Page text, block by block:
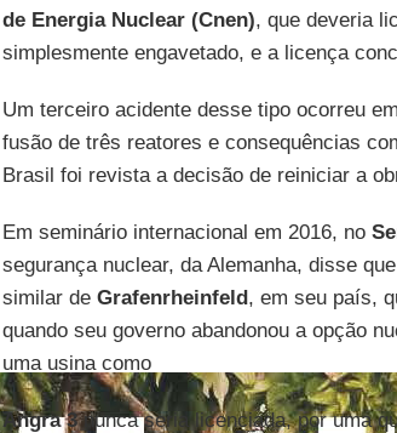
de Energia Nuclear (Cnen), que deveria
simplesmente engavetado, e a licença
Um terceiro acidente desse tipo ocorreu
fusão de três reatores e consequências
Brasil foi revista a decisão de reiniciar a
Em seminário internacional em 2016, no
segurança nuclear, da Alemanha, disse
similar de Grafenrheinfeld, em seu país,
quando seu governo abandonou a opção
uma usina como
Angra 3nunca seria licenciada, por uma